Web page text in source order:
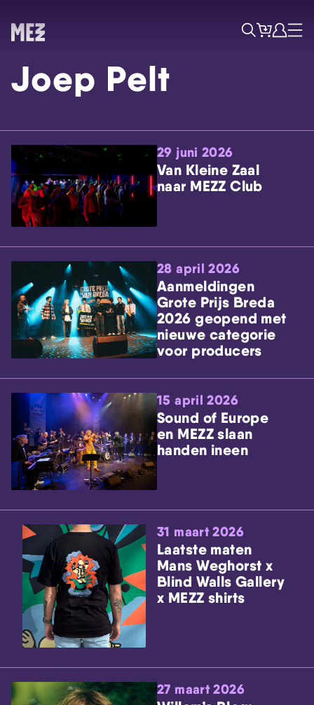
Skip navigatie
ZoekTicketsAccount
Menu
Joep Pelt
29 juni 2026
Van Kleine Zaal
naar MEZZ Club
28 april 2026
Aanmeldingen
Grote Prijs Breda
2026 geopend met
nieuwe categorie
voor producers
15 april 2026
Sound of Europe
en MEZZ slaan
handen ineen
31 maart 2026
Laatste maten
Mans Weghorst x
Blind Walls Gallery
x MEZZ shirts
27 maart 2026